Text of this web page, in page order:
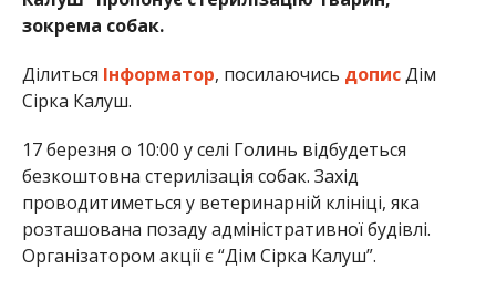
зокрема собак.
Ділиться Інформатор, посилаючись дописДім
Сірка Калуш.
17 березня о 10:00 у селі Голинь відбудеться
безкоштовна стерилізація собак. Захід
проводитиметься у ветеринарній клініці, яка
розташована позаду адміністративної будівлі.
Організатором акції є “Дім Сірка Калуш”.